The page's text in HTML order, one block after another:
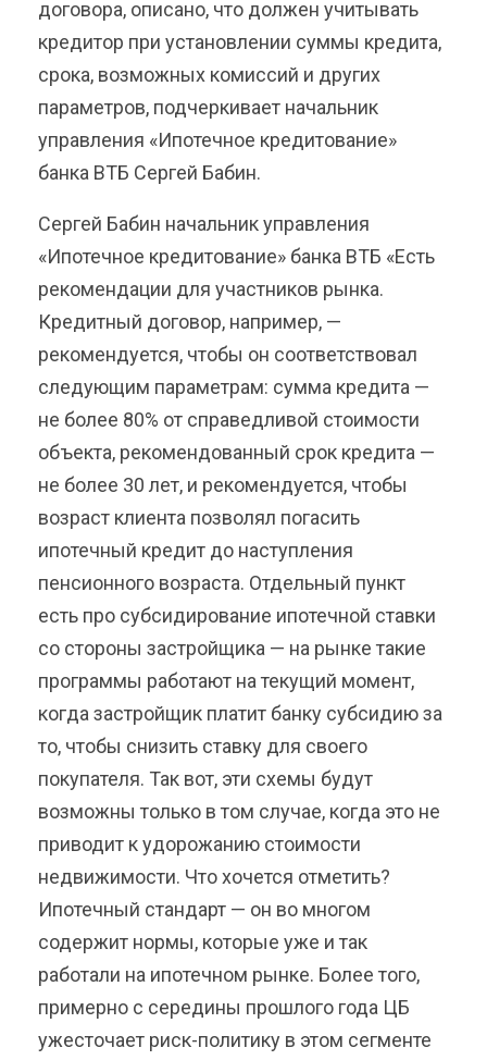
договора, описано, что должен учитывать
кредитор при установлении суммы кредита,
срока, возможных комиссий и других
параметров, подчеркивает начальник
управления «Ипотечное кредитование»
банка ВТБ Сергей Бабин.
Сергей Бабин начальник управления
«Ипотечное кредитование» банка ВТБ «Есть
рекомендации для участников рынка.
Кредитный договор, например, —
рекомендуется, чтобы он соответствовал
следующим параметрам: сумма кредита —
не более 80% от справедливой стоимости
объекта, рекомендованный срок кредита —
не более 30 лет, и рекомендуется, чтобы
возраст клиента позволял погасить
ипотечный кредит до наступления
пенсионного возраста. Отдельный пункт
есть про субсидирование ипотечной ставки
со стороны застройщика — на рынке такие
программы работают на текущий момент,
когда застройщик платит банку субсидию за
то, чтобы снизить ставку для своего
покупателя. Так вот, эти схемы будут
возможны только в том случае, когда это не
приводит к удорожанию стоимости
недвижимости. Что хочется отметить?
Ипотечный стандарт — он во многом
содержит нормы, которые уже и так
работали на ипотечном рынке. Более того,
примерно с середины прошлого года ЦБ
ужесточает риск-политику в этом сегменте